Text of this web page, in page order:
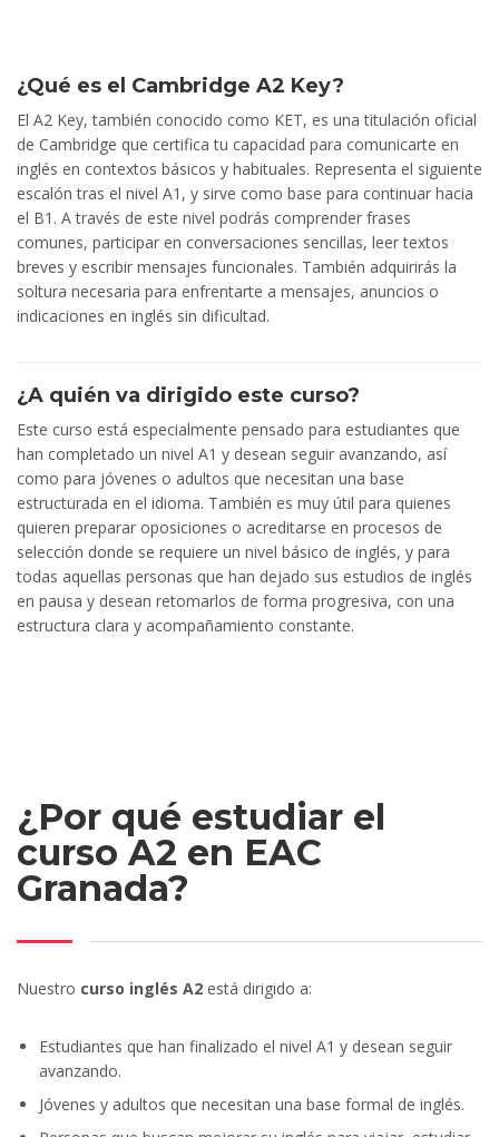
¿Qué es el Cambridge A2 Key?
El A2 Key, también conocido como KET, es una titulación oficial
de Cambridge que certifica tu capacidad para comunicarte en
inglés en contextos básicos y habituales. Representa el siguiente
escalón tras el nivel A1, y sirve como base para continuar hacia
el B1. A través de este nivel podrás comprender frases
comunes, participar en conversaciones sencillas, leer textos
breves y escribir mensajes funcionales. También adquirirás la
soltura necesaria para enfrentarte a mensajes, anuncios o
indicaciones en inglés sin dificultad.
¿A quién va dirigido este curso?
Este curso está especialmente pensado para estudiantes que
han completado un nivel A1 y desean seguir avanzando, así
como para jóvenes o adultos que necesitan una base
estructurada en el idioma. También es muy útil para quienes
quieren preparar oposiciones o acreditarse en procesos de
selección donde se requiere un nivel básico de inglés, y para
todas aquellas personas que han dejado sus estudios de inglés
en pausa y desean retomarlos de forma progresiva, con una
estructura clara y acompañamiento constante.
¿Por qué estudiar el
curso A2 en EAC
Granada?
Nuestro curso inglés A2 está dirigido a:
Estudiantes que han finalizado el nivel A1 y desean seguir
avanzando.
Jóvenes y adultos que necesitan una base formal de inglés.